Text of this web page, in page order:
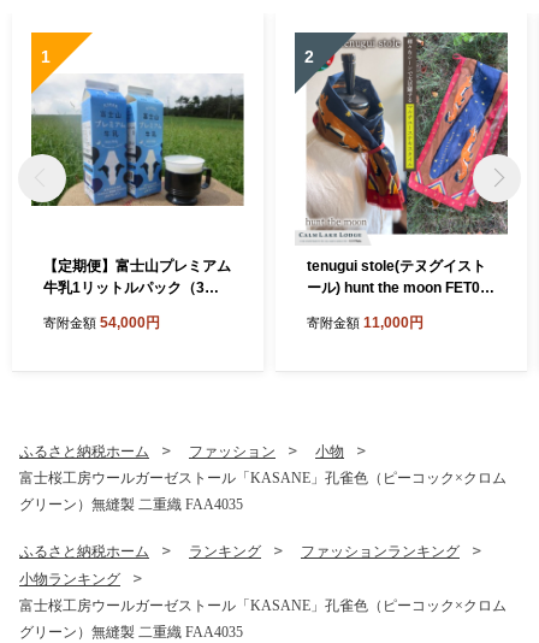
1
【定期便】富士山プレミアム
牛乳1リットルパック（3本
寄附金額 54,000円
2
tenugui stole(テヌグイスト
ール) hunt the moon FET00
寄附金額 11,000円
ふるさと納税ホーム ファッション
小物
富士桜工房ウールガーゼストール「KASANE」孔雀色（ピーコック×クロム
グリーン）無縫製 二重織 FAA4035
ふるさと納税ホーム ランキング
ファッションランキング
小物ランキング
富士桜工房ウールガーゼストール「KASANE」孔雀色（ピーコック×クロム
グリーン）無縫製 二重織 FAA4035